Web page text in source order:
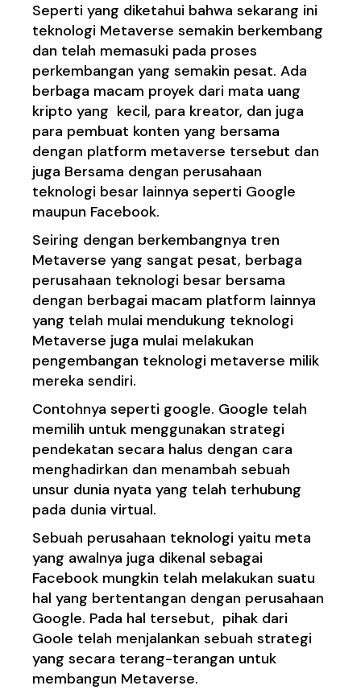
Seperti yang diketahui bahwa sekarang ini
teknologi Metaverse semakin berkembang
dan telah memasuki pada proses
perkembangan yang semakin pesat. Ada
berbaga macam proyek dari mata uang
kripto yang kecil, para kreator, dan juga
para pembuat konten yang bersama
dengan platform metaverse tersebut dan
juga Bersama dengan perusahaan
teknologi besar lainnya seperti Google
maupun Facebook.
Seiring dengan berkembangnya tren
Metaverse yang sangat pesat, berbaga
perusahaan teknologi besar bersama
dengan berbagai macam platform lainnya
yang telah mulai mendukung teknologi
Metaverse juga mulai melakukan
pengembangan teknologi metaverse milik
mereka sendiri.
Contohnya seperti google. Google telah
memilih untuk menggunakan strategi
pendekatan secara halus dengan cara
menghadirkan dan menambah sebuah
unsur dunia nyata yang telah terhubung
pada dunia virtual.
Sebuah perusahaan teknologi yaitu meta
yang awalnya juga dikenal sebagai
Facebook mungkin telah melakukan suatu
hal yang bertentangan dengan perusahaan
Google. Pada hal tersebut, pihak dari
Goole telah menjalankan sebuah strategi
yang secara terang-terangan untuk
membangun Metaverse.